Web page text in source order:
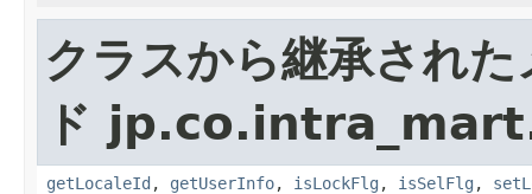
クラスから継承された
ド
getLocaleId , getUserInfo, isLockFlg , isSelFlg ,